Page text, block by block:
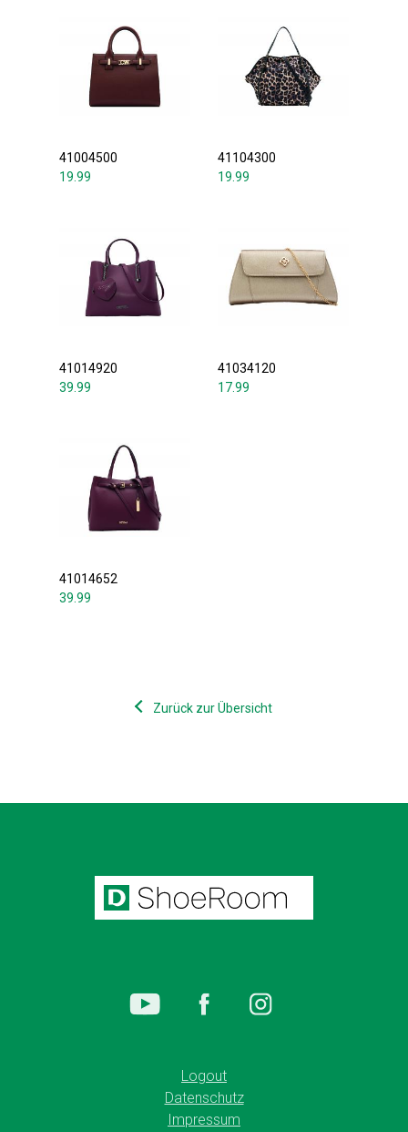
41004500
19.99
41104300
19.99
41014920
39.99
41034120
17.99
41014652
39.99
Zurück zur Übersicht
Logout
Datenschutz
Impressum